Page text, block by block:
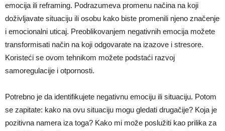
emocija ili reframing. Podrazumeva promenu načina na koji
doživljavate situaciju ili osobu kako biste promenili njeno značenje
i emocionalni uticaj. Preoblikovanjem negativnih emocija možete
transformisati način na koji odgovarate na izazove i stresore.
Koristeći se ovom tehnikom možete podstaći razvoj
samoregulacije i otpornosti.
Potrebno je da identifikujete negativnu emociju ili situaciju. Potom
se zapitate: kako na ovu situaciju mogu gledati drugačije? Koja je
pozitivna namera iza toga? Kako mi može poslužiti kao prilika za